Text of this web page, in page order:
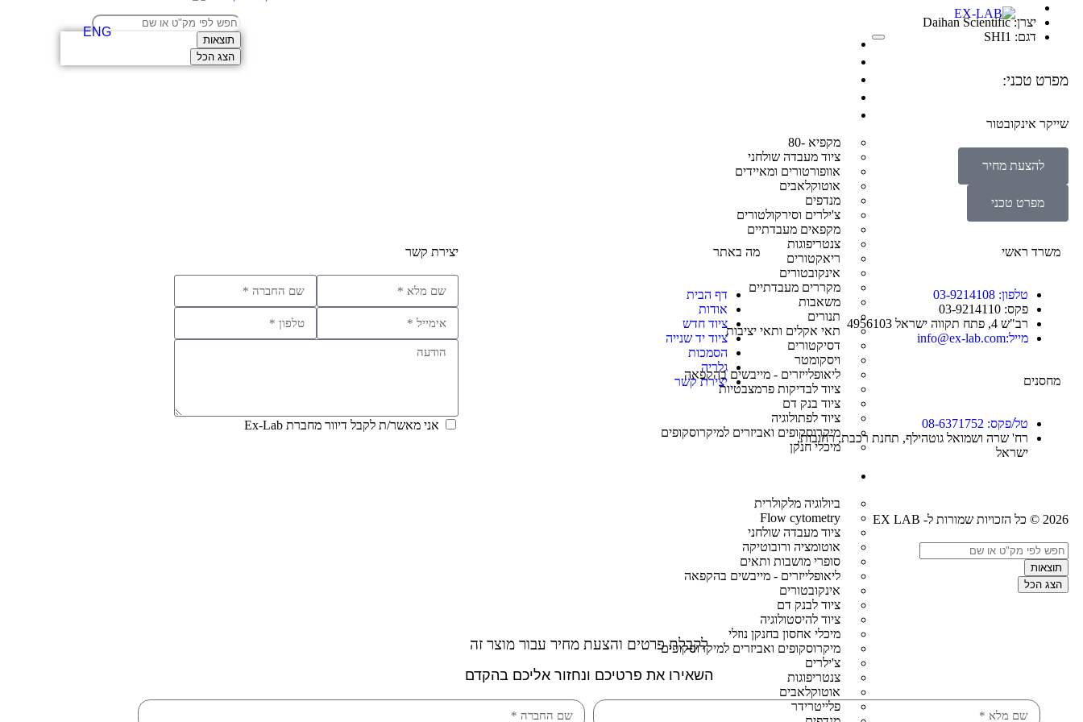
מקפיא -80
ציוד מעבדה שולחני
אוופורטורים ומאיידים
אוטוקלאבים
מנדפים
צ'ילרים וסירקולטורים
מקפאים מעבדתיים
צנטריפוגות
ריאקטורים
אינקובטורים
מקררים מעבדתיים
משאבות
תנורים
תאי אקלים ותאי יציבות
דסיקטורים
ויסקומטר
ליאופלייזרים - מייבשים בהקפאה
ציוד לבדיקות פרמצבטיות
ציוד בנק דם
ציוד לפתולוגיה
מיקרוסקופים ואביזרים למיקרוסקופים
מיכלי חנקן
ביולוגיה מלקולרית
Flow cytometry
ציוד מעבדה שולחני
אוטומציה ורובוטיקה
סופרי מושבות ותאים
ליאופלייזרים - מייבשים בהקפאה
אינקובטורים
ציוד לבנק דם
ציוד להיסטולוגיה
מיכלי אחסון בחנקן נוזלי
מיקרוסקופים ואביזרים למיקרוסקופים
צ'ילרים
צנטריפוגות
אוטוקלאבים
פלייטרידר
ENG
תוצאות
הצג הכל
יצרן: Daihan Scientific
דגם: SHI1
מפרט טכני:
שייקר אינקובטור
להצעת מחיר
מפרט טכני
משרד ראשי
טלפון: 03-9214108
פקס: 03-9214110
רב"ש 4, פתח תקווה ישראל 4956103
מייל:info@ex-lab.com
מחסנים
טל/פקס: 08-6371752
רח' שרה ושמואל גוטהילף, תחנת רכבת, רחובות,
ישראל
מה באתר
דף הבית
אודות
ציוד חדש
ציוד יד שנייה
הסמכות
גלריה
יצירת קשר
יצירת קשר
אני מאשר/ת לקבל דיוור מחברת Ex-Lab
2026 © כל הזכויות שמורות ל- EX LAB
תוצאות
הצג הכל
לקבלת פרטים והצעת מחיר עבור מוצר זה
השאירו את פרטיכם ונחזור אליכם בהקדם​